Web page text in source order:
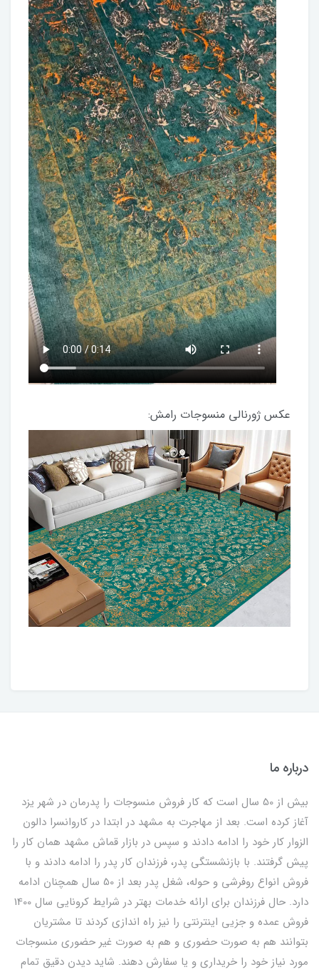
عکس ژورنالی منسوجات رامش:
درباره ما
بیش از 50 سال است که کار فروش منسوجات را پدرمان در شهر یزد
آغاز کرده است. بعد از مهاجرت به مشهد در ابتدا در کاروانسرا دالون
الزوار کار خود را ادامه دادند و سپس در بازار قماش مشهد همان کار را
پیش گرفتند. با بازنشستگی پدر، فرزندان کار پدر را ادامه دادند و با
فروش انواع روفرشی و حوله، شغل پدر بعد از 50 سال همچنان ادامه
دارد. حال فرزندان برای ارائه خدمات بهتر در شرایط کرونایی سال 1400
فروش عمده و جزیی اینترنتی را نیز راه اندازی کردند تا مشتریان
بتوانند هم به صورت حضوری و هم به صورت غیر حضوری منسوجات
مورد نیاز خود را خریداری و یا سفارش دهند. شاید دیدن دقیق تمام